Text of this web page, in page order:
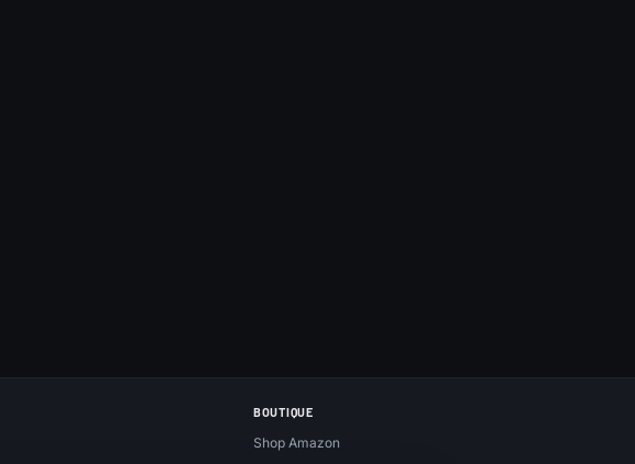
BOUTIQUE
Shop Amazon